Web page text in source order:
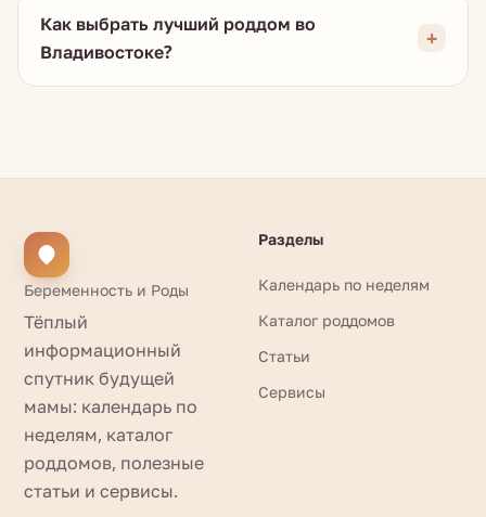
Как выбрать лучший роддом во
Владивостоке?
Беременность и Роды
Тёплый
информационный
спутник будущей
мамы: календарь по
неделям, каталог
роддомов, полезные
статьи и сервисы.
Разделы
Календарь по неделям
Каталог роддомов
Статьи
Сервисы